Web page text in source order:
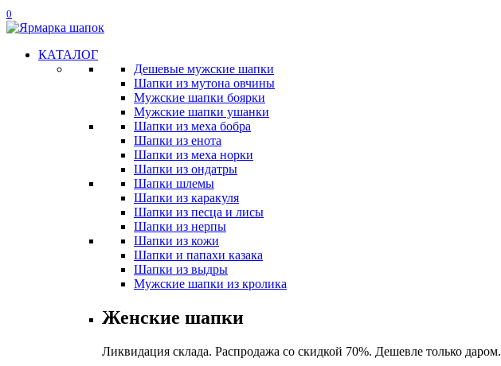
0
КАТАЛОГ
Дешевые мужские шапки
Шапки из мутона овчины
Мужские шапки боярки
Мужские шапки ушанки
Шапки из меха бобра
Шапки из енота
Шапки из меха норки
Шапки из ондатры
Шапки шлемы
Шапки из каракуля
Шапки из песца и лисы
Шапки из нерпы
Шапки из кожи
Шапки и папахи казака
Шапки из выдры
Мужские шапки из кролика
Женские шапки
Ликвидация склада. Распродажа со скидкой 70%. Дешевле только даром.